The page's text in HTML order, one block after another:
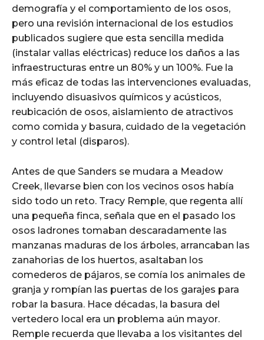
demografía y el comportamiento de los osos,
pero una revisión internacional de los estudios
publicados sugiere que esta sencilla medida
(instalar vallas eléctricas) reduce los daños a las
infraestructuras entre un 80% y un 100%. Fue la
más eficaz de todas las intervenciones evaluadas,
incluyendo disuasivos químicos y acústicos,
reubicación de osos, aislamiento de atractivos
como comida y basura, cuidado de la vegetación
y control letal (disparos).
Antes de que Sanders se mudara a Meadow
Creek, llevarse bien con los vecinos osos había
sido todo un reto. Tracy Remple, que regenta allí
una pequeña finca, señala que en el pasado los
osos ladrones tomaban descaradamente las
manzanas maduras de los árboles, arrancaban las
zanahorias de los huertos, asaltaban los
comederos de pájaros, se comía los animales de
granja y rompían las puertas de los garajes para
robar la basura. Hace décadas, la basura del
vertedero local era un problema aún mayor.
Remple recuerda que llevaba a los visitantes del